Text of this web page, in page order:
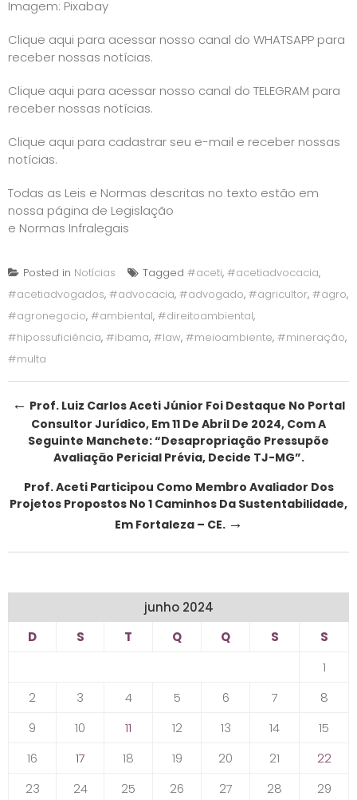
Imagem: Pixabay
Clique aqui para acessar nosso canal do WHATSAPP para
receber nossas notícias.
Clique aqui para acessar nosso canal do TELEGRAM para
receber nossas notícias.
Clique aqui para cadastrar seu e-mail e receber nossas
notícias.
Todas as Leis e Normas descritas no texto estão em
nossa página de Legislação
e Normas Infralegais
Posted in Notícias Tagged #aceti, #acetiadvocacia,
#acetiadvogados, #advocacia, #advogado, #agricultor, #agro,
#agronegocio, #ambiental, #direitoambiental,
#hipossuficiência, #ibama, #law, #meioambiente, #mineração,
#multa
Post
navigation
← Prof. Luiz Carlos Aceti Júnior Foi Destaque No Portal
Consultor Jurídico, Em 11 De Abril De 2024, Com A
Seguinte Manchete: “Desapropriação Pressupõe
Avaliação Pericial Prévia, Decide TJ-MG”.
Prof. Aceti Participou Como Membro Avaliador Dos
Projetos Propostos No 1 Caminhos Da Sustentabilidade,
Em Fortaleza – CE. →
junho 2024
D
S T Q Q S
S
1
2
3 4 5 6 7
8
9
10 11 12 13 14
15
16
17 18 19 20 21
22
23
24 25 26 27 28 29